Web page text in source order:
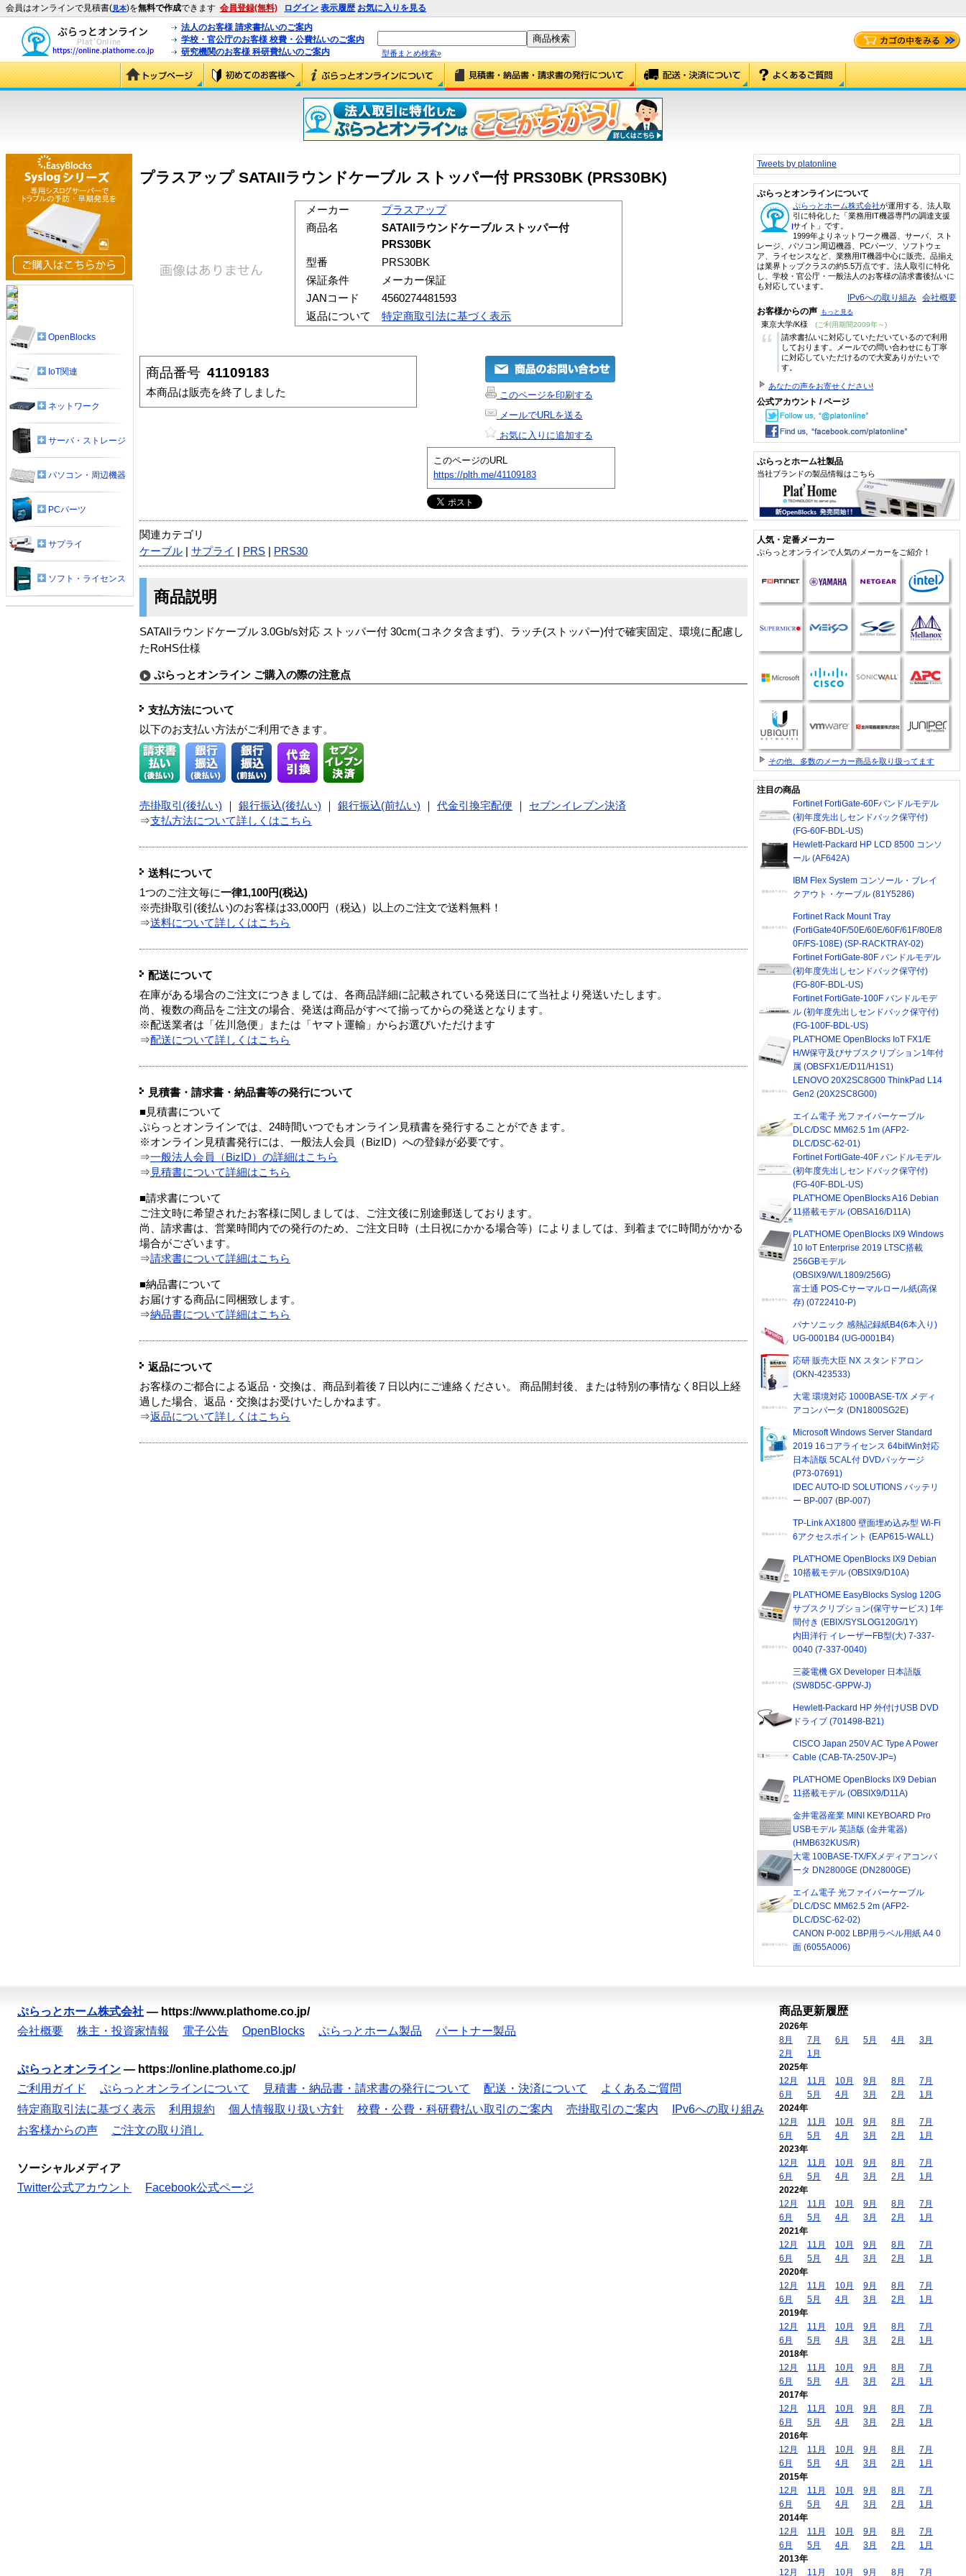
会員はオンラインで見積書(見本)を無料で作成できます 会員登録(無料) ログイン 表示履歴 お気に入りを見る
法人のお客様 請求書払いのご案内
学校・官公庁のお客様 校費・公費払いのご案内
研究機関のお客様 科研費払いのご案内
型番まとめ検索»
プラスアップ SATAIIラウンドケーブル ストッパー付 PRS30BK (PRS30BK)
メーカー
プラスアップ
商品名
SATAIIラウンドケーブル ストッパー付
PRS30BK
型番
PRS30BK
保証条件
メーカー保証
JANコード
4560274481593
返品について
特定商取引法に基づく表示
商品番号 41109183
本商品は販売を終了しました
このページを印刷する
メールでURLを送る
お気に入りに追加する
このページのURL
https://plth.me/41109183
関連カテゴリ
ケーブル
サプライ PRS PRS30
商品説明
SATAIIラウンドケーブル 3.0Gb/s対応 ストッパー付 30cm(コネクタ含まず)、ラッチ(ストッパー)付で確実固定、環境に配慮し
たRoHS仕様
ぷらっとオンライン ご購入の際の注意点
支払方法について
以下のお支払い方法がご利用できます。
売掛取引(後払い) 銀行振込(後払い) 銀行振込(前払い) 代金引換宅配便
セブンイレブン決済
⇒支払方法について詳しくはこちら
送料について
1つのご注文毎に一律1,100円(税込)
※売掛取引(後払い)のお客様は33,000円（税込）以上のご注文で送料無料！
⇒送料について詳しくはこちら
配送について
在庫がある場合のご注文につきましては、各商品詳細に記載されている発送日にて当社より発送いたします。
尚、複数の商品をご注文の場合、発送は商品がすべて揃ってからの発送となります。
※配送業者は「佐川急便」または「ヤマト運輸」からお選びいただけます
⇒配送について詳しくはこちら
見積書・請求書・納品書等の発行について
■見積書について
ぷらっとオンラインでは、24時間いつでもオンライン見積書を発行することができます。
※オンライン見積書発行には、一般法人会員（BizID）への登録が必要です。
⇒一般法人会員（BizID）の詳細はこちら
⇒ 見積書について詳細はこちら
■請求書について
ご注文時に希望されたお客様に関しましては、ご注文後に別途郵送しております。
尚、請求書は、営業時間内での発行のため、ご注文日時（土日祝にかかる場合等）によりましては、到着までに時間がかかる
場合がございます。
⇒請求書について詳細はこちら
■納品書について
お届けする商品に同梱致します。
⇒納品書について詳細はこちら
返品について
お客様のご都合による返品・交換は、商品到着後７日以内にご連絡ください。 商品開封後、または特別の事情なく8日以上経
過した場合、返品・交換はお受けいたしかねます。
⇒返品について詳しくはこちら
OpenBlocks
IoT関連
ネットワーク
サーバ・ストレージ
パソコン・周辺機器
PCパーツ
サプライ
ソフト・ライセンス
Tweets by platonline
ぷらっとオンラインについて
ぷらっとホーム株式会社が運用する、法人取
引に特化した「業務用IT機器専門の調達支援
サイト」です。
1999年よりネットワーク機器、サーバ、スト
レージ、パソコン周辺機器、PCパーツ、ソフトウェ
ア、ライセンスなど、業務用IT機器中心に販売。品揃え
は業界トップクラスの約5.5万点です。法人取引に特化
し、学校・官公庁・一般法人のお客様の請求書後払いに
も対応しています。
IPv6への取り組み 会社概要
お客様からの声 もっと見る
東京大学/K様 (ご利用期間2009年～)
“
請求書払いに対応していただいているので利用
しております。メールでの問い合わせにも丁寧
に対応していただけるので大変ありがたいで
す。
あなたの声をお寄せください!
公式アカウント / ページ
ぷらっとホーム社製品
当社ブランドの製品情報はこちら
人気・定番メーカー
ぷらっとオンラインで人気のメーカーをご紹介！
その他、多数のメーカー商品を取り扱ってます
注目の商品
Fortinet FortiGate-60Fバンドルモデル
(初年度先出しセンドバック保守付)
(FG-60F-BDL-US)
Hewlett-Packard HP LCD 8500 コンソ
ール (AF642A)
IBM Flex System コンソール・ブレイ
クアウト・ケーブル (81Y5286)
Fortinet Rack Mount Tray
(FortiGate40F/50E/60E/60F/61F/80E/8
0F/FS-108E) (SP-RACKTRAY-02)
Fortinet FortiGate-80F バンドルモデル
(初年度先出しセンドバック保守付)
(FG-80F-BDL-US)
Fortinet FortiGate-100F バンドルモデ
ル (初年度先出しセンドバック保守付)
(FG-100F-BDL-US)
PLAT'HOME OpenBlocks IoT FX1/E
H/W保守及びサブスクリプション1年付
属 (OBSFX1/E/D11/H1S1)
LENOVO 20X2SC8G00 ThinkPad L14
Gen2 (20X2SC8G00)
エイム電子 光ファイバーケーブル
DLC/DSC MM62.5 1m (AFP2-
DLC/DSC-62-01)
Fortinet FortiGate-40F バンドルモデル
(初年度先出しセンドバック保守付)
(FG-40F-BDL-US)
PLAT'HOME OpenBlocks A16 Debian
11搭載モデル (OBSA16/D11A)
PLAT'HOME OpenBlocks IX9 Windows
10 IoT Enterprise 2019 LTSC搭載
256GBモデル
(OBSIX9/W/L1809/256G)
富士通 POS-Cサーマルロール紙(高保
存) (0722410-P)
パナソニック 感熱記録紙B4(6本入り)
UG-0001B4 (UG-0001B4)
応研 販売大臣 NX スタンドアロン
(OKN-423533)
大電 環境対応 1000BASE-T/X メディ
アコンバータ (DN1800SG2E)
Microsoft Windows Server Standard
2019 16コアライセンス 64bitWin対応
日本語版 5CAL付 DVDパッケージ
(P73-07691)
IDEC AUTO-ID SOLUTIONS バッテリ
ー BP-007 (BP-007)
TP-Link AX1800 壁面埋め込み型 Wi-Fi
6アクセスポイント (EAP615-WALL)
PLAT'HOME OpenBlocks IX9 Debian
10搭載モデル (OBSIX9/D10A)
PLAT'HOME EasyBlocks Syslog 120G
サブスクリプション(保守サービス) 1年
間付き (EBIX/SYSLOG120G/1Y)
内田洋行 イレーザーFB型(大) 7-337-
0040 (7-337-0040)
三菱電機 GX Developer 日本語版
(SW8D5C-GPPW-J)
Hewlett-Packard HP 外付けUSB DVD
ドライブ (701498-B21)
CISCO Japan 250V AC Type A Power
Cable (CAB-TA-250V-JP=)
PLAT'HOME OpenBlocks IX9 Debian
11搭載モデル (OBSIX9/D11A)
金井電器産業 MINI KEYBOARD Pro
USBモデル 英語版 (金井電器)
(HMB632KUS/R)
大電 100BASE-TX/FXメディアコンバ
ータ DN2800GE (DN2800GE)
エイム電子 光ファイバーケーブル
DLC/DSC MM62.5 2m (AFP2-
DLC/DSC-62-02)
CANON P-002 LBP用ラベル用紙 A4 0
面 (6055A006)
ぷらっとホーム株式会社 — https://www.plathome.co.jp/
会社概要
株主・投資家情報 電子公告 OpenBlocks ぷらっとホーム製品 パートナー製品
ぷらっとオンライン — https://online.plathome.co.jp/
ご利用ガイド
ぷらっとオンラインについて 見積書・納品書・請求書の発行について 配送・決済について
よくあるご質問
特定商取引法に基づく表示
利用規約 個人情報取り扱い方針 校費・公費・科研費払い取引のご案内 売掛取引のご案内
IPv6への取り組み
お客様からの声
ご注文の取り消し
ソーシャルメディア
Twitter公式アカウント
Facebook公式ページ
商品更新履歴
2026年
8月
7月 6月 5月 4月
3月
2月
1月
2025年
12月
11月 10月 9月 8月
7月
6月
5月 4月 3月 2月
1月
2024年
12月
11月 10月 9月 8月
7月
6月
5月 4月 3月 2月
1月
2023年
12月
11月 10月 9月 8月
7月
6月
5月 4月 3月 2月
1月
2022年
12月
11月 10月 9月 8月
7月
6月
5月 4月 3月 2月
1月
2021年
12月
11月 10月 9月 8月
7月
6月
5月 4月 3月 2月
1月
2020年
12月
11月 10月 9月 8月
7月
6月
5月 4月 3月 2月
1月
2019年
12月
11月 10月 9月 8月
7月
6月
5月 4月 3月 2月
1月
2018年
12月
11月 10月 9月 8月
7月
6月
5月 4月 3月 2月
1月
2017年
12月
11月 10月 9月 8月
7月
6月
5月 4月 3月 2月
1月
2016年
12月
11月 10月 9月 8月
7月
6月
5月 4月 3月 2月
1月
2015年
12月
11月 10月 9月 8月
7月
6月
5月 4月 3月 2月
1月
2014年
12月
11月 10月 9月 8月
7月
6月
5月 4月 3月 2月
1月
2013年
12月
11月 10月 9月 8月 7月